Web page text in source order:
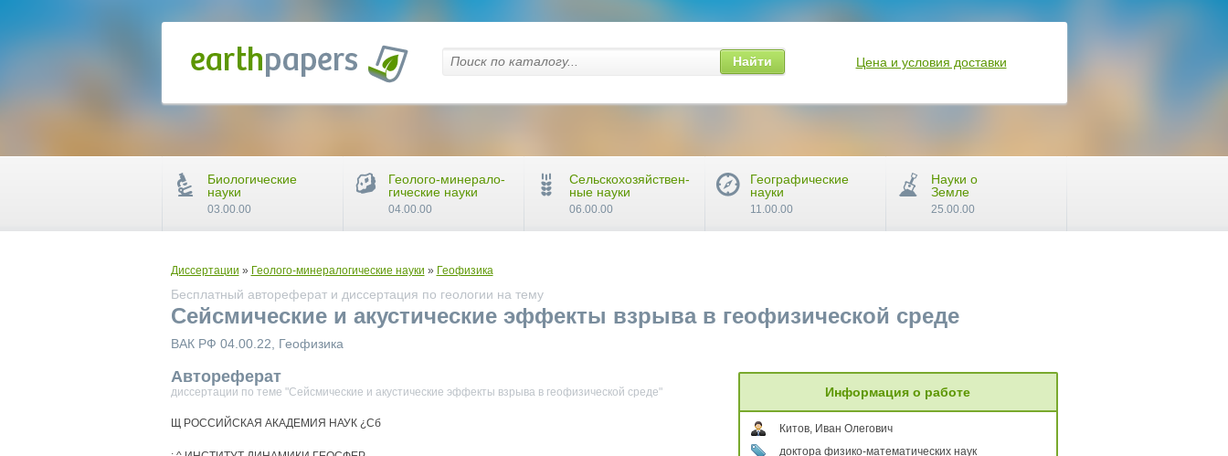
Диссертации » Геолого-минералогические науки » Геофизика
Бесплатный автореферат и диссертация по геологии на тему
Сейсмические и акустические эффекты взрыва в геофизической среде
ВАК РФ 04.00.22, Геофизика
Автореферат
диссертации по теме "Сейсмические и акустические эффекты взрыва в геофизической среде"
Щ РОССИЙСКАЯ АКАДЕМИЯ НАУК ¿Сб
Информация о работе
Китов, Иван Олегович
доктора физико-математических наук
Найти Цена и условия доставки
Биологические
науки
03.00.00
Геолого-минерало-
гические науки
04.00.00
Сельскохозяйствен-
ные науки
06.00.00
Географические
науки
11.00.00
Науки о
Земле
25.00.00